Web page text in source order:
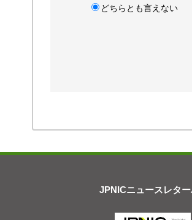
どちらとも言えない
JPNICニュースレタ